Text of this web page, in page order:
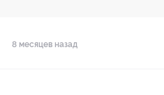
8 месяцев назад